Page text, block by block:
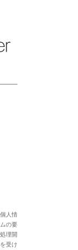
人情
の要
理開
受け